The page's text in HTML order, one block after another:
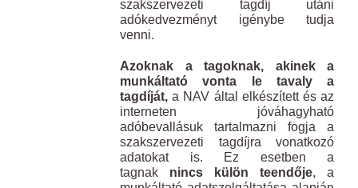
szakszervezeti tagdíj utáni
adókedvezményt igénybe tudja
venni.
Azoknak a tagoknak, akinek a
munkáltató vonta le tavaly a
tagdíját, a NAV által elkészített és az
interneten jóváhagyható
adóbevallásuk tartalmazni fogja a
szakszervezeti tagdíjra vonatkozó
adatokat is. Ez esetben a
tagnak nincs külön teendője, a